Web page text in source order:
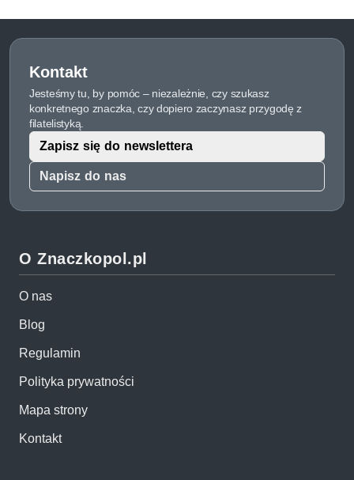
Kontakt
Jesteśmy tu, by pomóc – niezależnie, czy szukasz
konkretnego znaczka, czy dopiero zaczynasz przygodę z
filatelistyką.
Napisz do nas
Zapisz się do newslettera
O Znaczkopol.pl
O nas
Blog
Regulamin
Polityka prywatności
Mapa strony
Kontakt